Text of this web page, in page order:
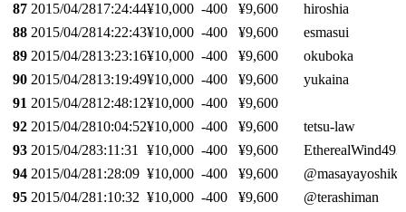
87 2015/04/2817:24:44¥10,000 -400 ¥9,600
hiroshia
88 2015/04/2814:22:43¥10,000 -400 ¥9,600
esmasui
89 2015/04/2813:23:16¥10,000 -400 ¥9,600
okuboka
90 2015/04/2813:19:49¥10,000 -400 ¥9,600
yukaina
91 2015/04/2812:48:12¥10,000 -400
¥9,600
92 2015/04/2810:04:52¥10,000 -400 ¥9,600
tetsu-law
93 2015/04/283:11:31 ¥10,000 -400 ¥9,600
EtherealWind493
94 2015/04/281:28:09 ¥10,000 -400 ¥9,600
95 2015/04/281:10:32 ¥10,000 -400 ¥9,600
@terashiman